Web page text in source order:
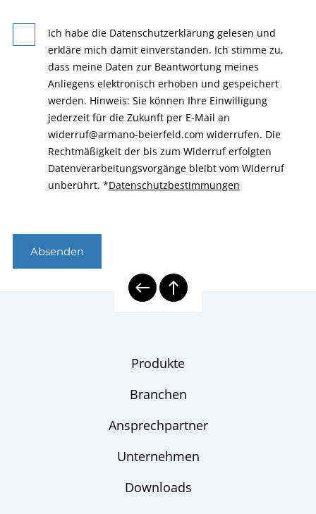
Ich habe die Datenschutzerklärung gelesen und
erkläre mich damit einverstanden. Ich stimme zu,
dass meine Daten zur Beantwortung meines
Anliegens elektronisch erhoben und gespeichert
werden. Hinweis: Sie können Ihre Einwilligung
jederzeit für die Zukunft per E-Mail an
widerruf@armano-beierfeld.com widerrufen. Die
Rechtmäßigkeit der bis zum Widerruf erfolgten
Datenverarbeitungsvorgänge bleibt vom Widerruf
unberührt. *Datenschutzbestimmungen
Absenden
Produkte
Branchen
Ansprechpartner
Unternehmen
Downloads